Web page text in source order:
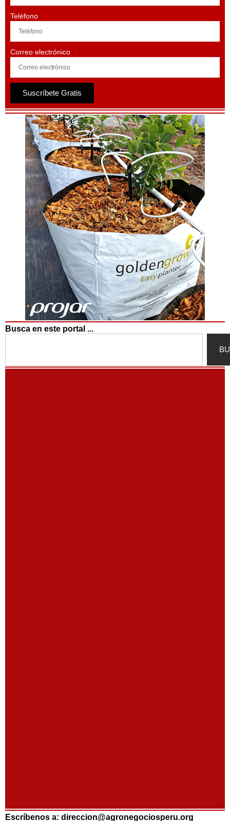
Teléfono
Correo electrónico
Suscríbete Gratis
Busca en este portal ...
Escríbenos a: direccion@agronegociosperu.org